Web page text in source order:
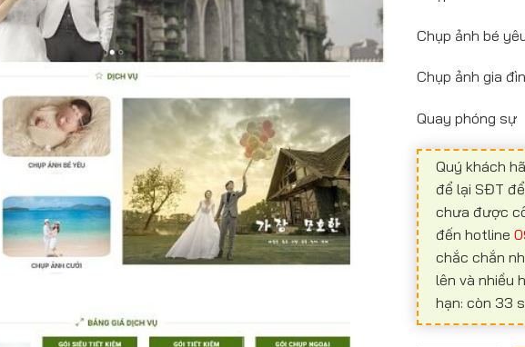
Chụp ảnh bé
Chụp ảnh gia
Quay phóng sự
Quý khách
để lại SĐT
chưa được
đến hotline
chắc chắn
lên và nhiều
hạn: còn 33